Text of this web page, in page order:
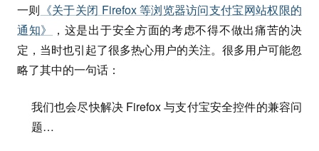
一则 《关于关闭 Firefox 等浏览器访问支付宝网站权限的
通知》
，这是出于安全方面的考虑不得不做出痛苦的决
定，当时也引起了很多热心用户的关注。很多用户可能忽
略了其中的一句话：
我们也会尽快解决 Firefox 与支付宝安全控件的兼容问
题…